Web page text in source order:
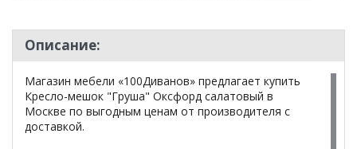
Описание:
Магазин мебели «100Диванов» предлагает купить
Кресло-мешок "Груша" Оксфорд салатовый в
Москве по выгодным ценам от производителя с
доставкой.